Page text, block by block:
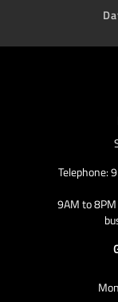
Telephone:
9AM to